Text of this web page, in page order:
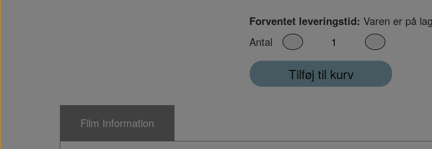
Forventet leveringstid: Varen er på
Antal
Tilføj til kurv
Film Information